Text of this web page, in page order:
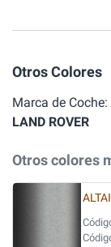
Otros Colores
Marca de Coche:
LAND ROVER
Otros colores